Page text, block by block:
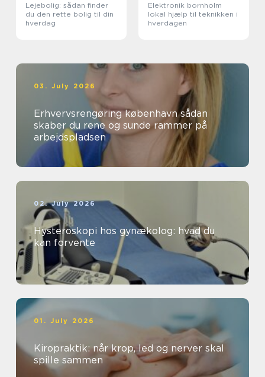
Lejebolig: sådan finder
du den rette bolig til din
hverdag
Elektronik bornholm
lokal hjælp til teknikken i
hverdagen
03. July 2026
Erhvervsrengøring københavn sådan
skaber du rene og sunde rammer på
arbejdspladsen
02. July 2026
Hysteroskopi hos gynækolog: hvad du
kan forvente
01. July 2026
Kiropraktik: når krop, led og nerver skal
spille sammen